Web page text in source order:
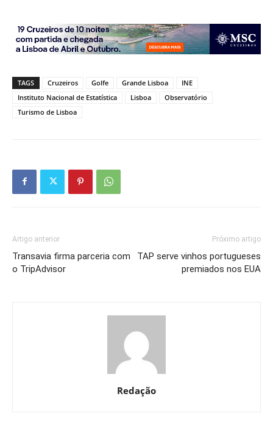
TAGS Cruzeiros Golfe Grande Lisboa
INE
Instituto Nacional de Estatística
Lisboa
Observatório
Turismo de Lisboa
Artigo anterior
Transavia firma parceria com
o TripAdvisor
Próximo artigo
TAP serve vinhos portugueses
premiados nos EUA
Redação